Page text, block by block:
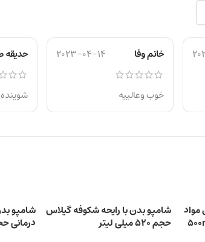
خانم وفا 2023-04-14
خوب وعالییه
حدیقه
شامپو بدن با رایحه شکوفه گیلاس
حجم 520 میلی‌ لیتر درمانی حجم 515